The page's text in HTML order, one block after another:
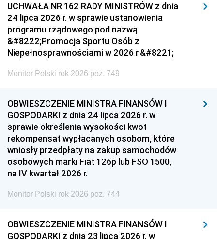
UCHWAŁA NR 162 RADY MINISTRÓW z dnia
24 lipca 2026 r. w sprawie ustanowienia
programu rządowego pod nazwą
&#8222;Promocja Sportu Osób z
Niepełnosprawnościami w 2026 r.&#8221;
Monitor Polski rok 2026 poz. 749
OBWIESZCZENIE MINISTRA FINANSÓW I
GOSPODARKI z dnia 24 lipca 2026 r. w
sprawie określenia wysokości kwot
rekompensat wypłacanych osobom, które
wniosły przedpłaty na zakup samochodów
osobowych marki Fiat 126p lub FSO 1500,
na IV kwartał 2026 r.
Monitor Polski rok 2026 poz. 744
OBWIESZCZENIE MINISTRA FINANSÓW I
GOSPODARKI z dnia 23 lipca 2026 r. w